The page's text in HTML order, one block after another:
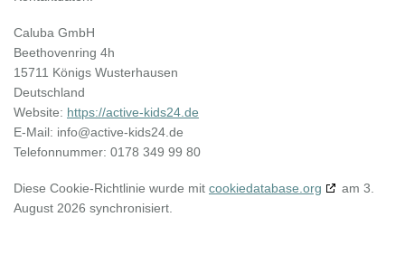
Caluba GmbH
Beethovenring 4h
15711 Königs Wusterhausen
Deutschland
Website: https://active-kids24.de
E-Mail: info@active-kids24.de
Telefonnummer: 0178 349 99 80
Diese Cookie-Richtlinie wurde mit cookiedatabase.org
am 3.
August 2026 synchronisiert.